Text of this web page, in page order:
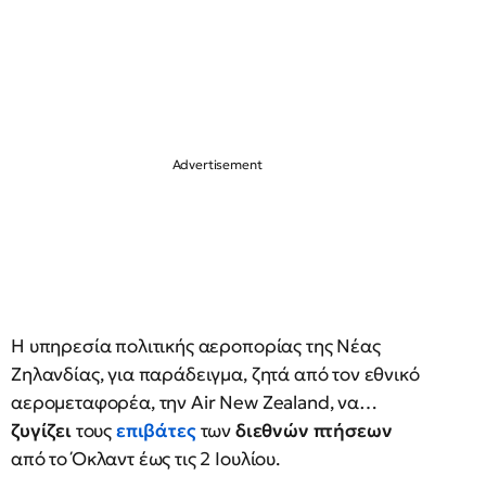
Η υπηρεσία πολιτικής αεροπορίας της Νέας
Ζηλανδίας, για παράδειγμα, ζητά από τον εθνικό
αερομεταφορέα, την Air New Zealand, να…
ζυγίζειτουςεπιβάτεςτωνδιεθνών πτήσεων
από το Όκλαντ έως τις 2 Ιουλίου.